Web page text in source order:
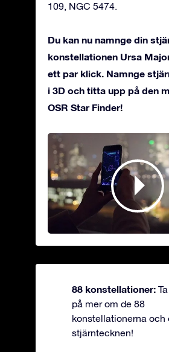
109, NGC 5474.
Du kan nu namnge din
konstellationen Ursa
ett par klick. Namnge
i 3D och titta upp på den
OSR Star Finder!
88 konstellationer:
på mer om de 88
konstellationerna och
stjärntecknen!